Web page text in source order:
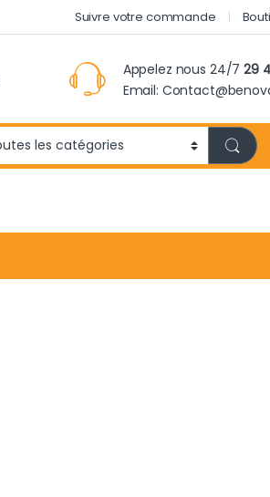
Suivre votre commande
Appelez nous 24/729
Email: